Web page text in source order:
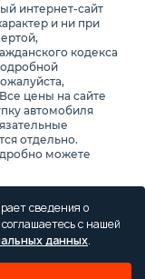
интернет-сайт
и ни при
кодекса
цены на сайте
автомобиля
отдельно.
можете
и используя
Ваших
их обработки.
сведения о
с нашей
данных.